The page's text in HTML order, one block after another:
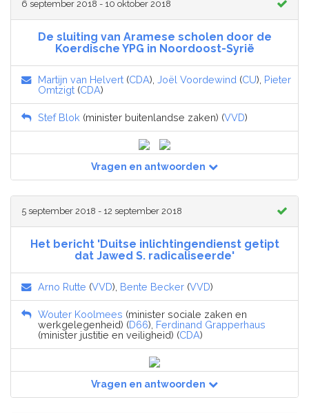
6 september 2018 - 10 oktober 2018
De sluiting van Aramese scholen door de
Koerdische YPG in Noordoost-Syrië
Martijn van Helvert (CDA), Joël Voordewind (CU), Pieter
Omtzigt (CDA)
Stef Blok (minister buitenlandse zaken) (VVD)
Vragen en antwoorden
5 september 2018 - 12 september 2018
Het bericht 'Duitse inlichtingendienst getipt
dat Jawed S. radicaliseerde'
Arno Rutte (VVD), Bente Becker (VVD)
Wouter Koolmees (minister sociale zaken en
werkgelegenheid) (D66), Ferdinand Grapperhaus
(minister justitie en veiligheid) (CDA)
Vragen en antwoorden